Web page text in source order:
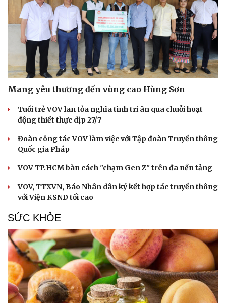
Mang yêu thương đến vùng cao Hùng Sơn
Tuổi trẻ VOV lan tỏa nghĩa tình tri ân qua chuỗi hoạt
động thiết thực dịp 27/7
Đoàn công tác VOV làm việc với Tập đoàn Truyền thông
Quốc gia Pháp
VOV TP.HCM bàn cách "chạm Gen Z" trên đa nền tảng
VOV, TTXVN, Báo Nhân dân ký kết hợp tác truyền thông
với Viện KSND tối cao
SỨC KHỎE